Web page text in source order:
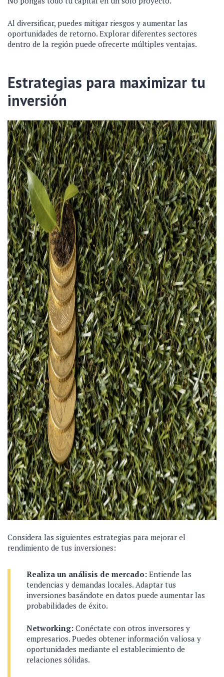
Al diversificar, puedes mitigar riesgos y aumentar las
oportunidades de retorno. Explorar diferentes sectores
dentro de la región puede ofrecerte múltiples ventajas.
Estrategias para maximizar tu
inversión
Considera las siguientes estrategias para mejorar el
rendimiento de tus inversiones:
Realiza un análisis de mercado: Entiende las
tendencias y demandas locales. Adaptar tus
inversiones basándote en datos puede aumentar las
probabilidades de éxito.
Networking: Conéctate con otros inversores y
empresarios. Puedes obtener información valiosa y
oportunidades mediante el establecimiento de
relaciones sólidas.